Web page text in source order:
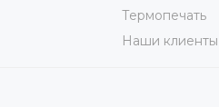
Термопечать
Наши клиенты